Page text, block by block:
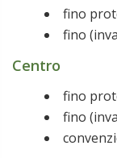
fino
fino
Centro
fino
fino